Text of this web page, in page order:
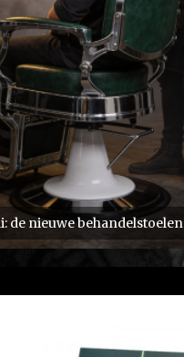
de nieuwe behandelstoelen